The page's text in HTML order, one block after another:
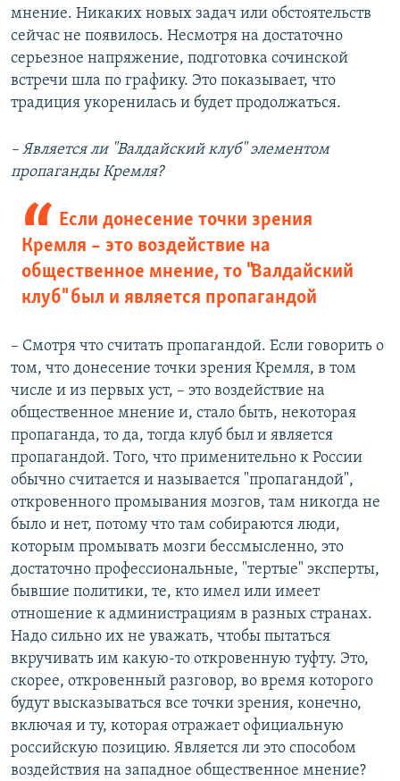
мнение. Никаких новых задач или обстоятельств
сейчас не появилось. Несмотря на достаточно
серьезное напряжение, подготовка сочинской
встречи шла по графику. Это показывает, что
традиция укоренилась и будет продолжаться.
– Является ли "Валдайский клуб" элементом
пропаганды Кремля?
Если донесение точки зрения
Кремля – это воздействие на
общественное мнение, то "Валдайский
клуб" был и является пропагандой
– Смотря что считать пропагандой. Если говорить о
том, что донесение точки зрения Кремля, в том
числе и из первых уст, – это воздействие на
общественное мнение и, стало быть, некоторая
пропаганда, то да, тогда клуб был и является
пропагандой. Того, что применительно к России
обычно считается и называется "пропагандой",
откровенного промывания мозгов, там никогда не
было и нет, потому что там собираются люди,
которым промывать мозги бессмысленно, это
достаточно профессиональные, "тертые" эксперты,
бывшие политики, те, кто имел или имеет
отношение к администрациям в разных странах.
Надо сильно их не уважать, чтобы пытаться
вкручивать им какую-то откровенную туфту. Это,
скорее, откровенный разговор, во время которого
будут высказываться все точки зрения, конечно,
включая и ту, которая отражает официальную
российскую позицию. Является ли это способом
воздействия на западное общественное мнение?